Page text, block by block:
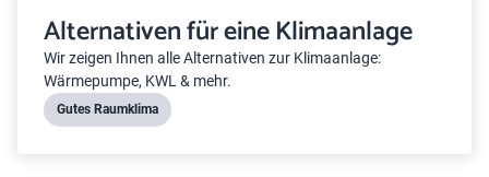
Alternativen für eine Klimaanlage
Wir zeigen Ihnen alle Alternativen zur Klimaanlage:
Wärmepumpe, KWL & mehr.
Gutes Raumklima